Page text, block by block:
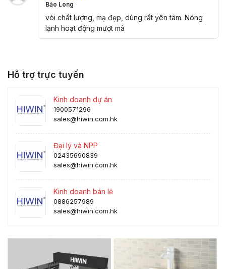
Được xếp
hạng 5
sao
Bảo Long
vòi chất lượng, mạ đẹp, dùng rất yên tâm. Nóng
lạnh hoạt động mượt mà
Hỗ trợ trực tuyến
Kinh doanh dự án
1900571296
sales@hiwin.com.hk
Đại lý và NPP
02435690839
sales@hiwin.com.hk
Kinh doanh bán lẻ
0886257989
sales@hiwin.com.hk